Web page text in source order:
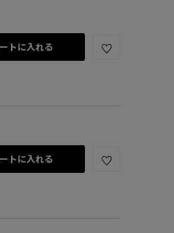
トに入れる
トに入れる